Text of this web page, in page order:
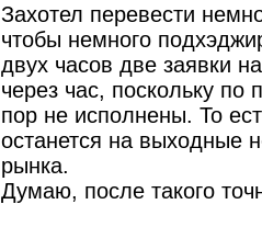
Захотел перевести
чтобы немного
двух часов две заявки
через час, поскольку
пор не исполнены. То
останется на выходные
рынка.
Думаю, после такого